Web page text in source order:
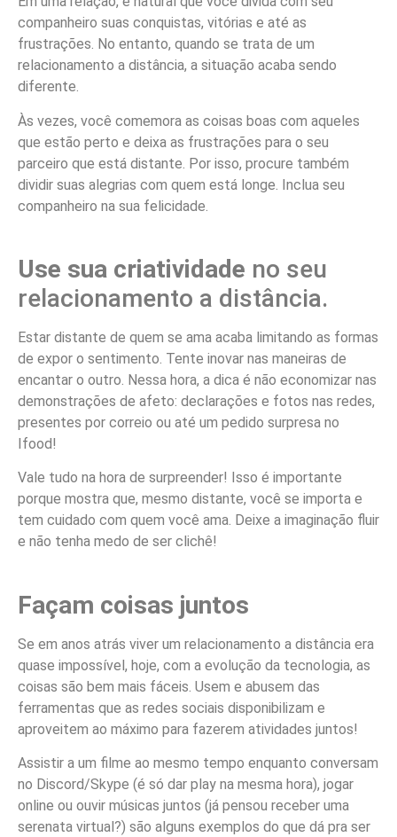
companheiro suas conquistas, vitórias e até as
frustrações. No entanto, quando se trata de um
relacionamento a distância, a situação acaba sendo
diferente.
Às vezes, você comemora as coisas boas com aqueles
que estão perto e deixa as frustrações para o seu
parceiro que está distante. Por isso, procure também
dividir suas alegrias com quem está longe. Inclua seu
companheiro na sua felicidade.
Use sua criatividade no seu
relacionamento a distância.
Estar distante de quem se ama acaba limitando as formas
de expor o sentimento. Tente inovar nas maneiras de
encantar o outro. Nessa hora, a dica é não economizar nas
demonstrações de afeto: declarações e fotos nas redes,
presentes por correio ou até um pedido surpresa no
Ifood!
Vale tudo na hora de surpreender! Isso é importante
porque mostra que, mesmo distante, você se importa e
tem cuidado com quem você ama. Deixe a imaginação fluir
e não tenha medo de ser clichê!
Façam coisas juntos
Se em anos atrás viver um relacionamento a distância era
quase impossível, hoje, com a evolução da tecnologia, as
coisas são bem mais fáceis. Usem e abusem das
ferramentas que as redes sociais disponibilizam e
aproveitem ao máximo para fazerem atividades juntos!
Assistir a um filme ao mesmo tempo enquanto conversam
no Discord/Skype (é só dar play na mesma hora), jogar
online ou ouvir músicas juntos (já pensou receber uma
serenata virtual?) são alguns exemplos do que dá pra ser